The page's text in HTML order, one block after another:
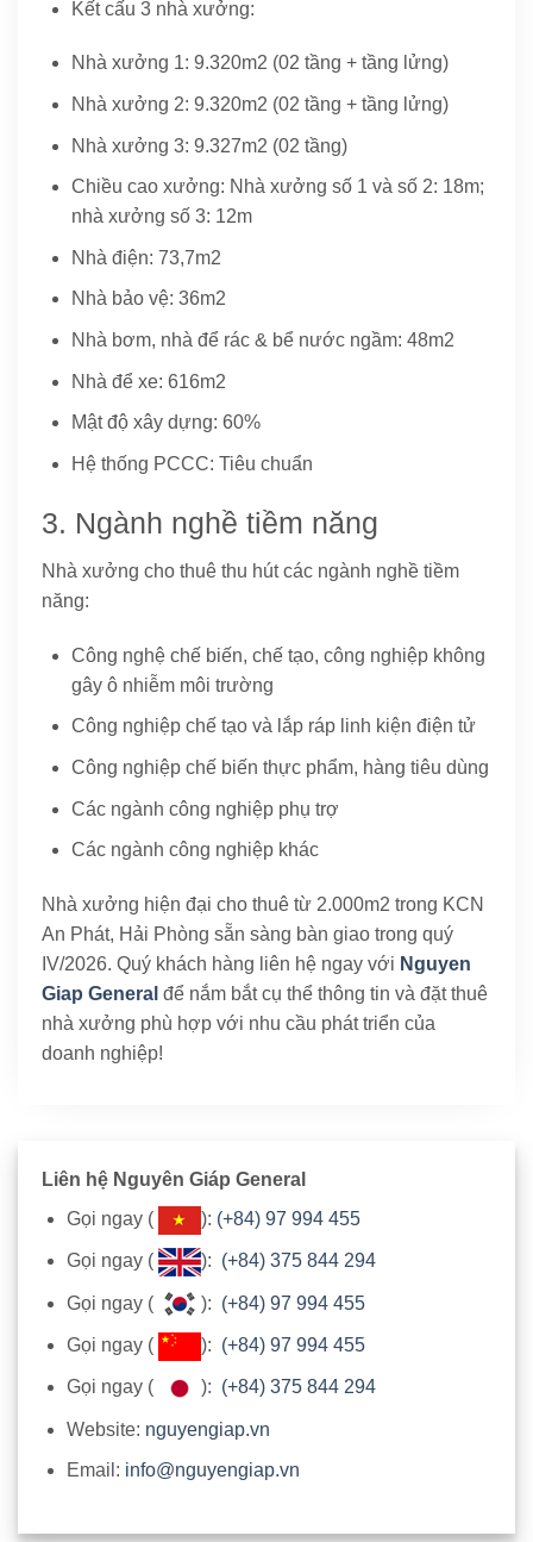
Kết cấu 3 nhà xưởng:
Nhà xưởng 1: 9.320m2 (02 tầng + tầng lửng)
Nhà xưởng 2: 9.320m2 (02 tầng + tầng lửng)
Nhà xưởng 3: 9.327m2 (02 tầng)
Chiều cao xưởng: Nhà xưởng số 1 và số 2: 18m;
nhà xưởng số 3: 12m
Nhà điện: 73,7m2
Nhà bảo vệ: 36m2
Nhà bơm, nhà để rác & bể nước ngầm: 48m2
Nhà để xe: 616m2
Mật độ xây dựng: 60%
Hệ thống PCCC: Tiêu chuẩn
3. Ngành nghề tiềm năng
Nhà xưởng cho thuê thu hút các ngành nghề tiềm
năng:
Công nghệ chế biến, chế tạo, công nghiệp không
gây ô nhiễm môi trường
Công nghiệp chế tạo và lắp ráp linh kiện điện tử
Công nghiệp chế biến thực phẩm, hàng tiêu dùng
Các ngành công nghiệp phụ trợ
Các ngành công nghiệp khác
Nhà xưởng hiện đại cho thuê từ 2.000m2 trong KCN
An Phát, Hải Phòng sẵn sàng bàn giao trong quý
IV/2026. Quý khách hàng liên hệ ngay với Nguyen
Giap General để nắm bắt cụ thể thông tin và đặt thuê
nhà xưởng phù hợp với nhu cầu phát triển của
doanh nghiệp!
Liên hệ Nguyên Giáp General
Gọi ngay (
): (+84) 97 994 455
Gọi ngay ( ): (+84) 375 844 294
Gọi ngay ( ): (+84) 97 994 455
Gọi ngay ( ): (+84) 97 994 455
Gọi ngay ( ): (+84) 375 844 294
Website: nguyengiap.vn
Email: info@nguyengiap.vn